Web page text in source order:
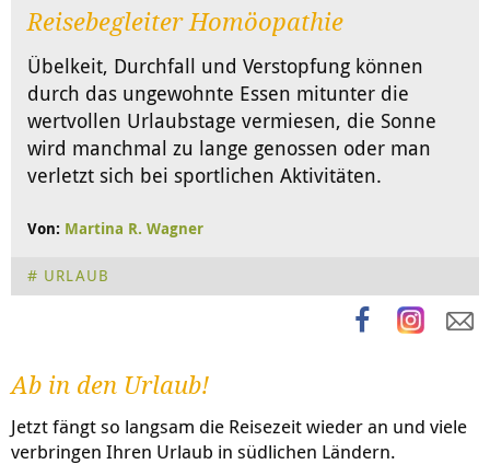
Reisebegleiter Homöopathie
Übelkeit, Durchfall und Verstopfung können
durch das ungewohnte Essen mitunter die
wertvollen Urlaubstage vermiesen, die Sonne
wird manchmal zu lange genossen oder man
verletzt sich bei sportlichen Aktivitäten.
Von: Martina R. Wagner
URLAUB
Ab in den Urlaub!
Jetzt fängt so langsam die Reisezeit wieder an und viele
verbringen Ihren Urlaub in südlichen Ländern.